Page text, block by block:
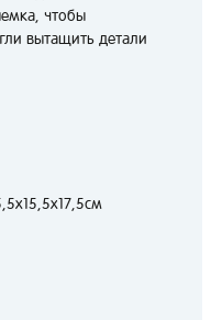
чтобы
вытащить детали